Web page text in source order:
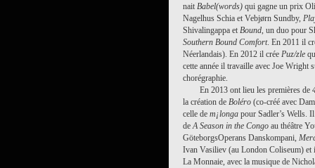
nait Babel(words) qui gagne un prix
Nagelhus Schia et Vebjørn Sundby,
Shivalingappa et Bound, un duo pour
Southern Bound Comfort. En 2011 il
Néerlandais). En 2012 il crée Puz/zle
cette année il travaille avec Joe Wright
chorégraphie.
En 2013 ont lieu les premières de
la création de Boléro (co-créé avec
celle de m¡longa pour Sadler’s Wells.
deA Season in the Congo au théâtre
GöteborgsOperans Danskompani,
Ivan Vasiliev (au London Coliseum) et
La Monnaie, avec la musique de